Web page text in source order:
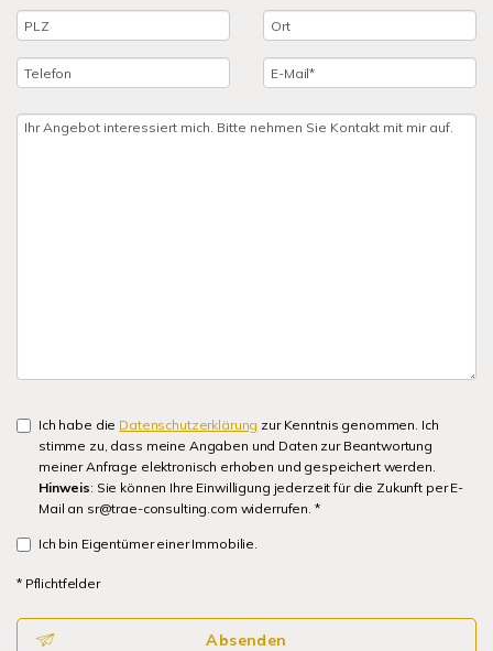
Ich habe die Datenschutzerklärung zur Kenntnis genommen. Ich
stimme zu, dass meine Angaben und Daten zur Beantwortung
meiner Anfrage elektronisch erhoben und gespeichert werden.
Hinweis: Sie können Ihre Einwilligung jederzeit für die Zukunft per E-
Mail an sr@trae-consulting.com widerrufen. *
Ich bin Eigentümer einer Immobilie.
* Pflichtfelder
Absenden